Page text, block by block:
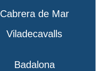
Cabrera de Mar
Viladecavalls
Badalona